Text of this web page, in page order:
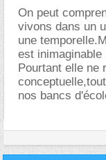
On peut
vivons dans un
une
est inimaginable
Pourtant elle ne
nos bancs